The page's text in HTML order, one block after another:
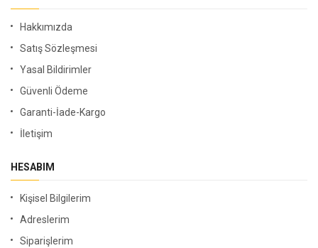
Hakkımızda
Satış Sözleşmesi
Yasal Bildirimler
Güvenli Ödeme
Garanti-İade-Kargo
İletişim
HESABIM
Kişisel Bilgilerim
Adreslerim
Siparişlerim